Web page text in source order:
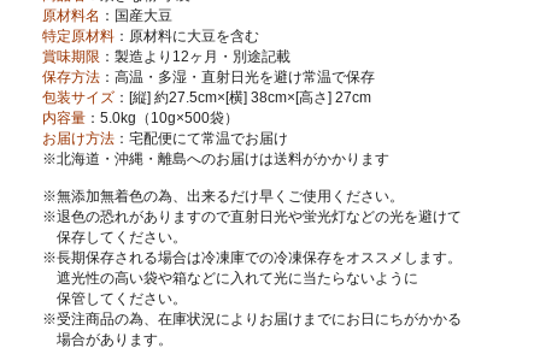
原材料名 ：国産大豆
特定原材料 ：原材料に大豆を含む
賞味期限 ：製造より12ヶ月・別途記載
保存方法 ：高温・多湿・直射日光を避け常温で保存
包装サイズ ：[縦] 約27.5cm×[横] 38cm×[高さ] 27cm
内容量 ：5.0kg（10g×500袋）
お届け方法 ：宅配便にて常温でお届け
※北海道・沖縄・離島へのお届けは送料がかかります
※無添加無着色の為、出来るだけ早くご使用ください。
※退色の恐れがありますので直射日光や蛍光灯などの光を避けて
保存してください。
※長期保存される場合は冷凍庫での冷凍保存をオススメします。
遮光性の高い袋や箱などに入れて光に当たらないように
保管してください。
※受注商品の為、在庫状況によりお届けまでにお日にちがかかる
場合があります。